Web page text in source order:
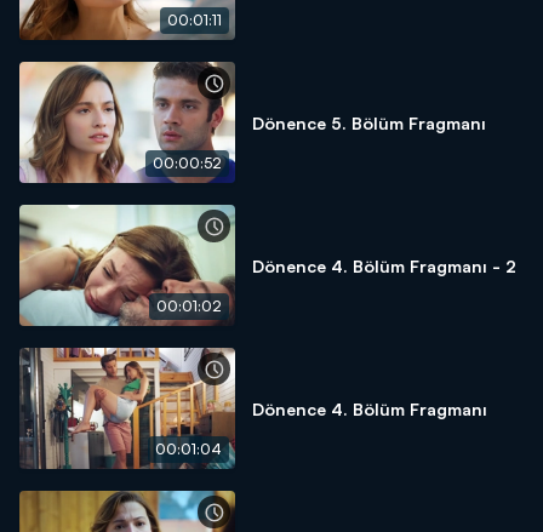
00:01:11
00:00:52
Dönence 5. Bölüm Fragmanı
00:01:02
Dönence 4. Bölüm Fragmanı - 2
00:01:04
Dönence 4. Bölüm Fragmanı